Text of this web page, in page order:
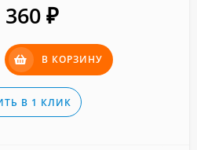
360 ₽
В КОРЗИНУ
В 1 КЛИК